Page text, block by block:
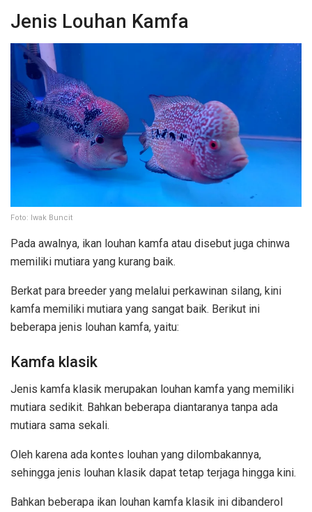
Jenis Louhan Kamfa
Foto: Iwak Buncit
Pada awalnya, ikan louhan kamfa atau disebut juga chinwa
memiliki mutiara yang kurang baik.
Berkat para breeder yang melalui perkawinan silang, kini
kamfa memiliki mutiara yang sangat baik. Berikut ini
beberapa jenis louhan kamfa, yaitu:
Kamfa klasik
Jenis kamfa klasik merupakan louhan kamfa yang memiliki
mutiara sedikit. Bahkan beberapa diantaranya tanpa ada
mutiara sama sekali.
Oleh karena ada kontes louhan yang dilombakannya,
sehingga jenis louhan klasik dapat tetap terjaga hingga kini.
Bahkan beberapa ikan louhan kamfa klasik ini dibanderol